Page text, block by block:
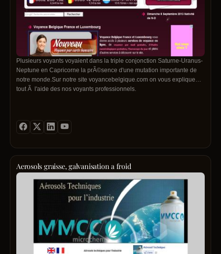
Plusieurs voyants voyaient dans la triple conjonction Saturne-Uranus-
Neptune en Capricorne la prÃ©sence d'une mutation importante de
notre monde.Sur notre site voyancebelgique.com on vous explique
tout Ã l'aide des nos voyants professionnels.
Aerosols graisse, galvanisation a froid